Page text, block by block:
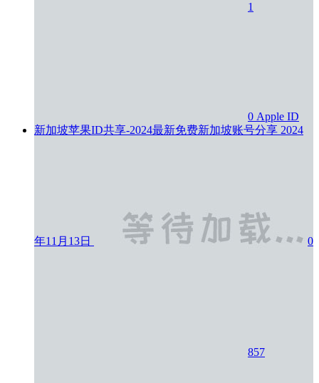
1
0 Apple ID
新加坡苹果ID共享-2024最新免费新加坡账号分享 2024
年11月13日 0
857